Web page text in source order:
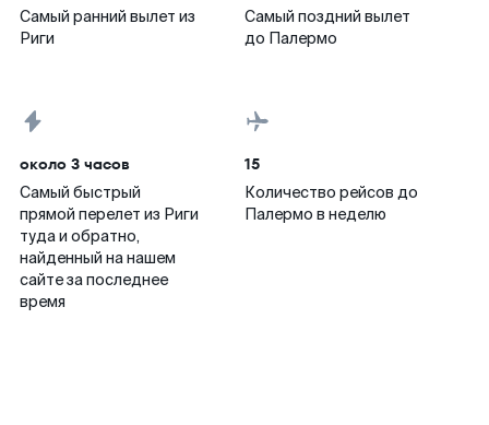
Самый ранний вылет из
Риги
Самый поздний вылет
до Палермо
около 3 часов
Самый быстрый
прямой перелет из Риги
туда и обратно,
найденный на нашем
сайте за последнее
время
15
Количество рейсов до
Палермо в неделю